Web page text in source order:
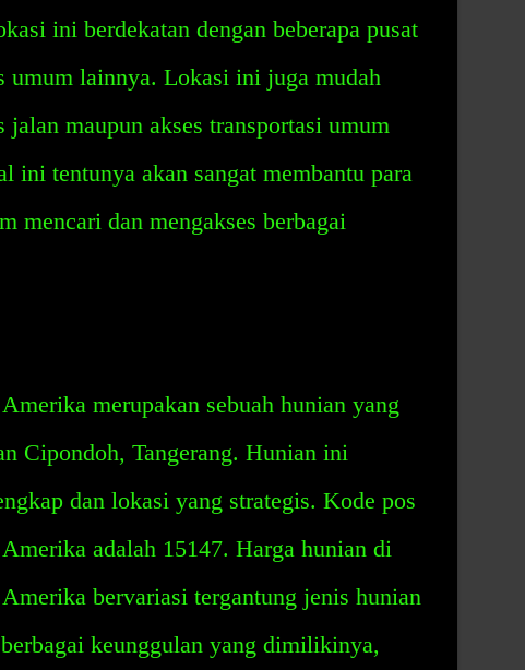
ini berdekatan dengan beberapa pusat
umum lainnya. Lokasi ini juga mudah
maupun akses transportasi umum
ini tentunya akan sangat membantu para
mencari dan mengakses berbagai
merupakan sebuah hunian yang
Cipondoh, Tangerang. Hunian ini
dan lokasi yang strategis. Kode pos
adalah 15147. Harga hunian di
bervariasi tergantung jenis hunian
keunggulan yang dimilikinya,